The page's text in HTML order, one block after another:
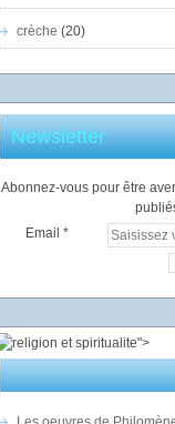
crèche (20)
Newsletter
Abonnez-vous pour être
Email
">